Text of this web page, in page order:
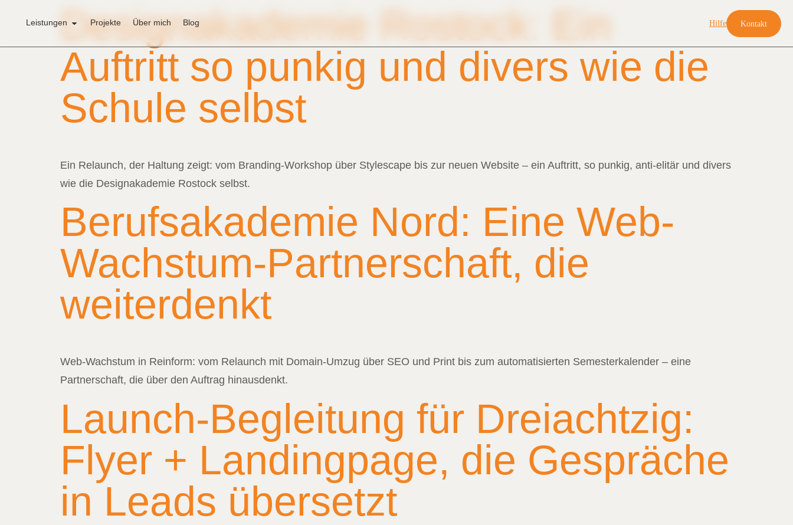
Leistungen Projekte Über mich Blog Hilfe Kontakt
Designakademie Rostock: Ein
Auftritt so punkig und divers wie die
Schule selbst
Ein Relaunch, der Haltung zeigt: vom Branding-Workshop über Stylescape bis zur neuen Website – ein Auftritt, so punkig, anti-elitär und divers
wie die Designakademie Rostock selbst.
Berufsakademie Nord: Eine Web-
Wachstum-Partnerschaft, die
weiterdenkt
Web-Wachstum in Reinform: vom Relaunch mit Domain-Umzug über SEO und Print bis zum automatisierten Semesterkalender – eine
Partnerschaft, die über den Auftrag hinausdenkt.
Launch-Begleitung für Dreiachtzig:
Flyer + Landingpage, die Gespräche
in Leads übersetzt